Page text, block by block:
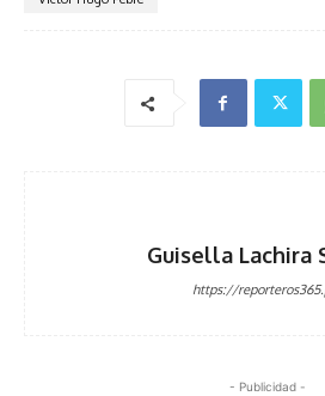
Guisella Lachira
https://
- Publicidad -